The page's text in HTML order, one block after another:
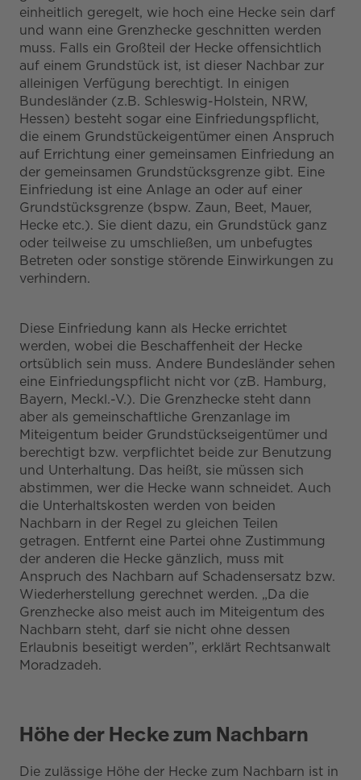
einheitlich geregelt, wie hoch eine Hecke sein darf
und wann eine Grenzhecke geschnitten werden
muss. Falls ein Großteil der Hecke offensichtlich
auf einem Grundstück ist, ist dieser Nachbar zur
alleinigen Verfügung berechtigt. In einigen
Bundesländer (z.B. Schleswig-Holstein, NRW,
Hessen) besteht sogar eine Einfriedungspflicht,
die einem Grundstückeigentümer einen Anspruch
auf Errichtung einer gemeinsamen Einfriedung an
der gemeinsamen Grundstücksgrenze gibt. Eine
Einfriedung ist eine Anlage an oder auf einer
Grundstücksgrenze (bspw. Zaun, Beet, Mauer,
Hecke etc.). Sie dient dazu, ein Grundstück ganz
oder teilweise zu umschließen, um unbefugtes
Betreten oder sonstige störende Einwirkungen zu
verhindern.
Diese Einfriedung kann als Hecke errichtet
werden, wobei die Beschaffenheit der Hecke
ortsüblich sein muss. Andere Bundesländer sehen
eine Einfriedungspflicht nicht vor (zB. Hamburg,
Bayern, Meckl.-V.). Die Grenzhecke steht dann
aber als gemeinschaftliche Grenzanlage im
Miteigentum beider Grundstückseigentümer und
berechtigt bzw. verpflichtet beide zur Benutzung
und Unterhaltung. Das heißt, sie müssen sich
abstimmen, wer die Hecke wann schneidet. Auch
die Unterhaltskosten werden von beiden
Nachbarn in der Regel zu gleichen Teilen
getragen. Entfernt eine Partei ohne Zustimmung
der anderen die Hecke gänzlich, muss mit
Anspruch des Nachbarn auf Schadensersatz bzw.
Wiederherstellung gerechnet werden. „Da die
Grenzhecke also meist auch im Miteigentum des
Nachbarn steht, darf sie nicht ohne dessen
Erlaubnis beseitigt werden”, erklärt Rechtsanwalt
Moradzadeh.
Höhe der Hecke zum Nachbarn
Die zulässige Höhe der Hecke zum Nachbarn ist in